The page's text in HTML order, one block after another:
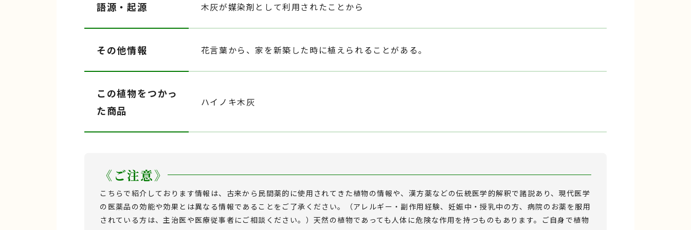
語源・起源 木灰が媒染剤として利用されたことから
その他情報 花言葉から、家を新築した時に植えられることがある。
この植物をつかっ
た商品
ハイノキ木灰
《ご注意》
こちらで紹介しております情報は、古来から民間薬的に使用されてきた植物の情報や、漢方薬などの伝統医学的解釈で諸説あり、現代医学
の医薬品の効能や効果とは異なる情報であることをご了承ください。（アレルギー・副作用経験、妊娠中・授乳中の方、病院のお薬を服用
されている方は、主治医や医療従事者にご相談ください。）天然の植物であっても人体に危険な作用を持つものもあります。ご自身で植物